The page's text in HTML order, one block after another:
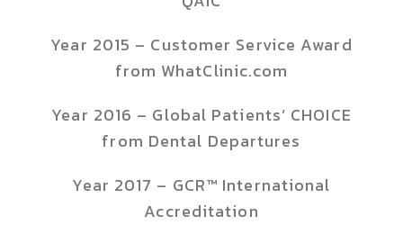
Year 2015 – Customer Service Award
from WhatClinic.com
Year 2016 – Global Patients’ CHOICE
from Dental Departures
Year 2017 – GCR™ International
Accreditation